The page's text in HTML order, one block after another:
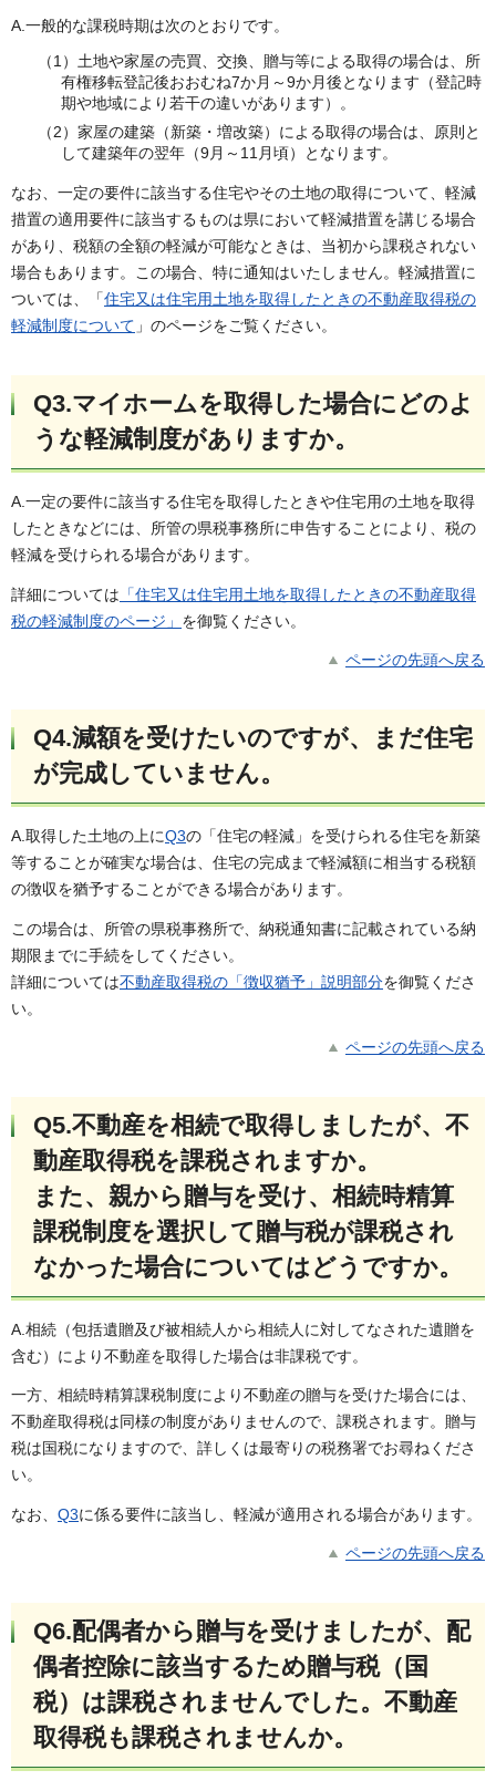
A.一般的な課税時期は次のとおりです。
（1）土地や家屋の売買、交換、贈与等による取得の場合は、所
有権移転登記後おおむね7か月～9か月後となります（登記時
期や地域により若干の違いがあります）。
（2）家屋の建築（新築・増改築）による取得の場合は、原則と
して建築年の翌年（9月～11月頃）となります。
なお、一定の要件に該当する住宅やその土地の取得について、軽減
措置の適用要件に該当するものは県において軽減措置を講じる場合
があり、税額の全額の軽減が可能なときは、当初から課税されない
場合もあります。この場合、特に通知はいたしません。軽減措置に
ついては、「住宅又は住宅用土地を取得したときの不動産取得税の
軽減制度について 」のページをご覧ください。
Q3.マイホームを取得した場合にどのよ
うな軽減制度がありますか。
A.一定の要件に該当する住宅を取得したときや住宅用の土地を取得
したときなどには、所管の県税事務所に申告することにより、税の
軽減を受けられる場合があります。
詳細については 「住宅又は住宅用土地を取得したときの不動産取得
税の軽減制度のページ」 を御覧ください。
ページの先頭へ戻る
Q4.減額を受けたいのですが、まだ住宅
が完成していません。
A.取得した土地の上にQ3の「住宅の軽減」を受けられる住宅を新築
等することが確実な場合は、住宅の完成まで軽減額に相当する税額
の徴収を猶予することができる場合があります。
この場合は、所管の県税事務所で、納税通知書に記載されている納
期限までに手続をしてください。
詳細については不動産取得税の「徴収猶予」説明部分を御覧くださ
い。
ページの先頭へ戻る
Q5.不動産を相続で取得しましたが、不
動産取得税を課税されますか。
また、親から贈与を受け、相続時精算
課税制度を選択して贈与税が課税され
なかった場合についてはどうですか。
A.相続（包括遺贈及び被相続人から相続人に対してなされた遺贈を
含む）により不動産を取得した場合は非課税です。
一方、相続時精算課税制度により不動産の贈与を受けた場合には、
不動産取得税は同様の制度がありませんので、課税されます。贈与
税は国税になりますので、詳しくは最寄りの税務署でお尋ねくださ
い。
なお、 Q3に係る要件に該当し、軽減が適用される場合があります。
ページの先頭へ戻る
Q6.配偶者から贈与を受けましたが、配
偶者控除に該当するため贈与税（国
税）は課税されませんでした。不動産
取得税も課税されませんか。